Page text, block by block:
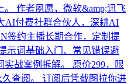
作者夙愿，微软&amp;讯飞
AI付费社群合伙人，深耕AI
签约主播长期合作，定制提
示词基础入门、常见错误避
战案例拆解。 原价299，限
查阅。 订阅后凭截图拉你进